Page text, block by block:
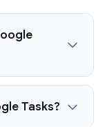
Tasks?